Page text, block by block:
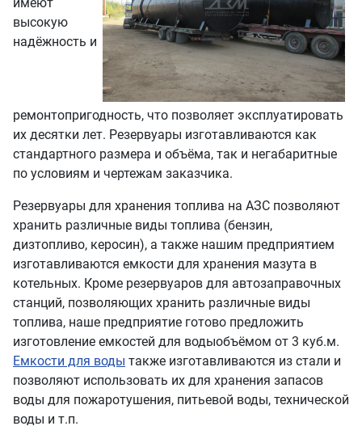
имеют
высокую
надёжность и
ремонтопригодность, что позволяет эксплуатировать
их десятки лет. Резервуары изготавливаются как
стандартного размера и объёма, так и негабаритные
по условиям и чертежам заказчика.
Резервуары для хранения топлива на АЗС позволяют
хранить различные виды топлива (бензин,
дизтопливо, керосин), а также нашим предприятием
изготавливаются емкости для хранения мазута в
котельных. Кроме резервуаров для автозаправочных
станций, позволяющих хранить различные виды
топлива, наше предприятие готово предложить
изготовление емкостей для водыобъёмом от 3 куб.м.
Емкости для воды также изготавливаются из стали и
позволяют использовать их для хранения запасов
воды для пожаротушения, питьевой воды, технической
воды и т.п.